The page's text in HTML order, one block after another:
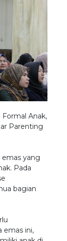
Anak,
Parenting
emas yang
Pada
bagian
emas ini,